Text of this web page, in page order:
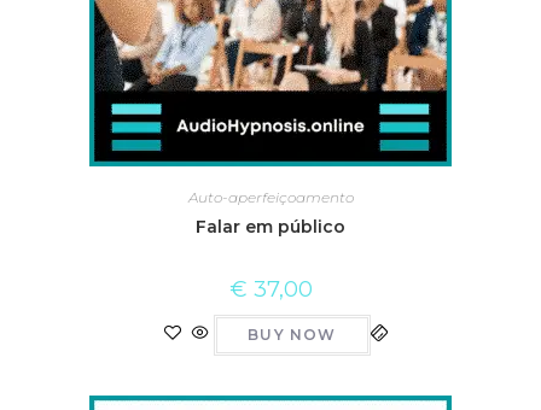
Auto-aperfeiçoamento
Falar em público
€ 37,00
BUY NOW